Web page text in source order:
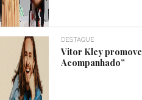
DESTAQUE
Vitor Kley promove
Acompanhado”